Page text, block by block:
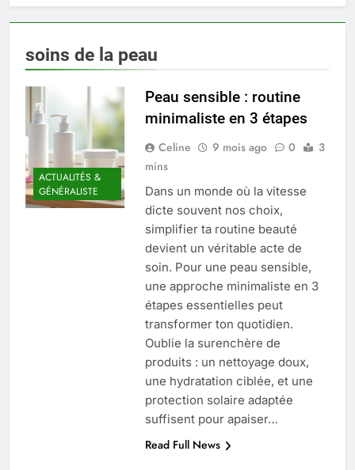
impact dans le domaine médical
4 Mois Ago
Quel est le salaire de Myriam Seurat en
2025 ?
4 Mois Ago
Okrami : comprendre ses
fonctionnalités clés et avantages
4 Mois Ago
Découvrez notre test d’orientation
gratuit spécialement conçu pour
collégiens et lycéens
4 Mois Ago
Liste complète des marques
rezoactif.com à connaître en 2025
4 Mois Ago
soins de la peau
ACTUALITÉS &
GÉNÉRALISTE
Peau sensible : routine
minimaliste en 3 étapes
Celine 9 mois ago 0
3
mins
Dans un monde où la vitesse
dicte souvent nos choix,
simplifier ta routine beauté
devient un véritable acte de
soin. Pour une peau sensible,
une approche minimaliste en 3
étapes essentielles peut
transformer ton quotidien.
Oublie la surenchère de
produits : un nettoyage doux,
une hydratation ciblée, et une
protection solaire adaptée
suffisent pour apaiser…
Read Full News